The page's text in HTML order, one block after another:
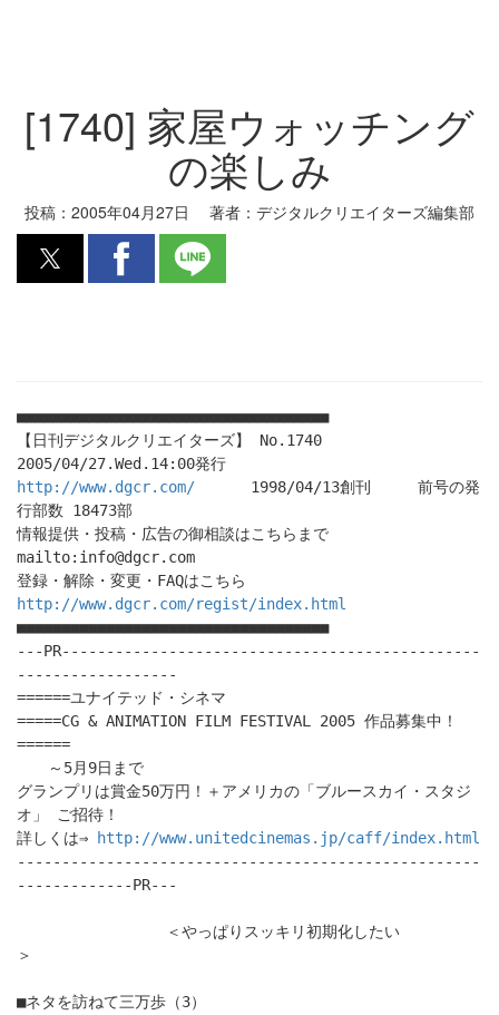
[1740] 家屋ウォッチング
の楽しみ
投稿： 2005年04月27日 著者： デジタルクリエイターズ編集部
■■■■■■■■■■■■■■■■■■■■■■■■■■■■■■■■■■■
【日刊デジタルクリエイターズ】 No.1740
2005/04/27.Wed.14:00発行
http://www.dgcr.com/ 1998/04/13創刊 前号の発
行部数 18473部
情報提供・投稿・広告の御相談はこちらまで
mailto:info@dgcr.com
登録・解除・変更・FAQはこちら
http://www.dgcr.com/regist/index.html
■■■■■■■■■■■■■■■■■■■■■■■■■■■■■■■■■■■
---PR-----------------------------------------------
------------------
======ユナイテッド・シネマ
=====CG & ANIMATION FILM FESTIVAL 2005 作品募集中！
======
～5月9日まで
グランプリは賞金50万円！＋アメリカの「ブルースカイ・スタジ
オ」 ご招待！
詳しくは⇒
http://www.unitedcinemas.jp/caff/index.html
----------------------------------------------------
-------------PR---
＜やっぱりスッキリ初期化したい
＞
■ネタを訪ねて三万歩（3）